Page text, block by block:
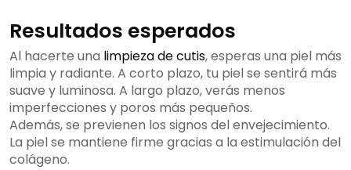
Resultados esperados
Al hacerte una limpieza de cutis, esperas una piel más
limpia y radiante. A corto plazo, tu piel se sentirá más
suave y luminosa. A largo plazo, verás menos
imperfecciones y poros más pequeños.
Además, se previenen los signos del envejecimiento.
La piel se mantiene firme gracias a la estimulación del
colágeno.